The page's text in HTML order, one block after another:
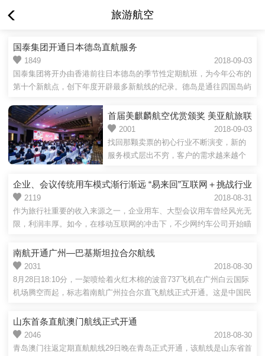
旅游航空
国泰集团开通日本德岛直航服务
2018-09-03
1849
国泰集团将开办由香港前往日本德岛的季节性定期航班，为今年公布的
第十个新航点，创下年度开辟最多新航线的纪录。德岛是通往四国岛屿
首届美麒麟航空优赏颁奖 美亚航旅联
合航空公司共同探讨代理未来价值
2018-09-03
2001
找回那颗卖票的初心行业不断演变，新的
服务模式层出不穷，客户的需求越来越个
势下，传统代理，旅行社...
企业、会议传统用车模式渐行渐远 “易来回”互联网＋挑战行业
瓶颈
2018-08-31
2119
作为旅行社重要的收入来源之一，企业用车、大型会议用车曾经风光无
限，利润丰厚。如今，在移动互联网的冲击下，不少网约车公司开始瞄
南航开通广州—巴基斯坦拉合尔航线
2018-08-30
2031
8月28日18:10分，一架喷绘着火红木棉的波音737飞机在广州白云国际
机场腾空而起，标志着南航广州拉合尔直飞航线正式开通。这是中国民
山东首条直航澳门航线正式开通
2018-08-30
2046
青岛澳门往返定期直航航线29日晚在青岛正式开通，该航线是山东省首